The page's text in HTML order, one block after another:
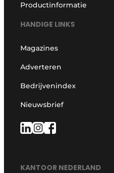
Productinformatie
HANDIGE LINKS
Magazines
Adverteren
Bedrijvenindex
Nieuwsbrief
KANTOOR NEDERLAND